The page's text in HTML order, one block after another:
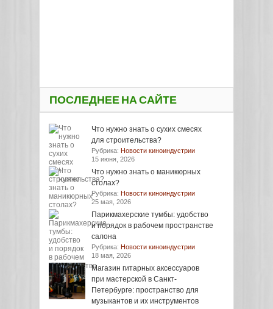
ПОСЛЕДНЕЕ НА САЙТЕ
Что нужно знать о сухих смесях
для строительства?
Рубрика: Новости киноиндустрии
15 июня, 2026
Что нужно знать о маникюрных
столах?
Рубрика: Новости киноиндустрии
25 мая, 2026
Парикмахерские тумбы: удобство
и порядок в рабочем пространстве
салона
Рубрика: Новости киноиндустрии
18 мая, 2026
Магазин гитарных аксессуаров
при мастерской в Санкт-
Петербурге: пространство для
музыкантов и их инструментов